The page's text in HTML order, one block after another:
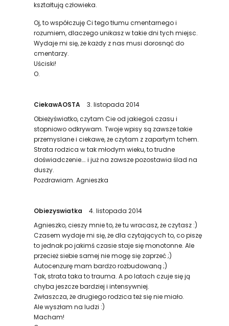
kształtują człowieka.
Oj, to współczuję Ci tego tłumu cmentarnego i
rozumiem, dlaczego unikasz w takie dni tych miejsc.
Wydaje mi się, że każdy z nas musi dorosnąć do
cmentarzy.
Uściski!
O.
CiekawAOSTA
3. listopada 2014
Obieżyświatko, czytam Cie od jakiegoś czasu i
stopniowo odkrywam. Twoje wpisy są zawsze takie
przemyslane i ciekawe, że czytam z zapartym tchem.
Strata rodzica w tak młodym wieku, to trudne
doświadczenie…. i już na zawsze pozostawia ślad na
duszy.
Pozdrawiam. Agnieszka
Obiezyswiatka
4. listopada 2014
Agnieszko, cieszy mnie to, że tu wracasz, że czytasz :)
Czasem wydaje mi się, że dla czytających to, co piszę
to jednak po jakimś czasie staje się monotonne. Ale
przecież siebie samej nie mogę się zaprzeć ;)
Autocenzurę mam bardzo rozbudowaną ;)
Tak, strata taka to trauma. A po latach czuje się ją
chyba jeszcze bardziej i intensywniej.
Zwłaszcza, że drugiego rodzica też się nie miało.
Ale wyszłam na ludzi :)
Macham!